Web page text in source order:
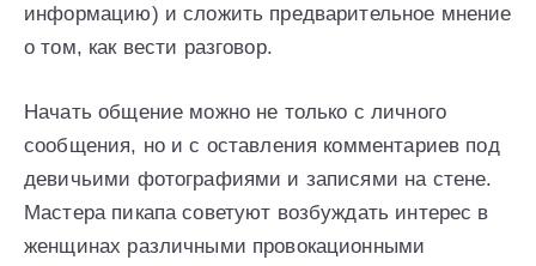
информацию) и сложить предварительное мнение
о том, как вести разговор.
Начать общение можно не только с личного
сообщения, но и с оставления комментариев под
девичьими фотографиями и записями на стене.
Мастера пикапа советуют возбуждать интерес в
женщинах различными провокационными